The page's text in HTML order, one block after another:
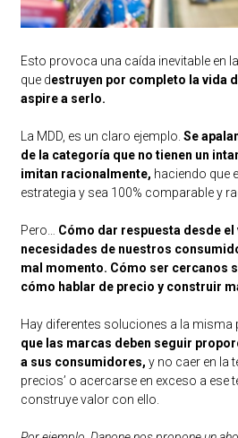
Esto provoca una caída inevitable en
que destruyen por completo la vida
aspire a serlo.
La MDD, es un claro ejemplo. Se
de la categoría que no tienen un
imitan racionalmente, haciendo que
estrategia y sea 100% comparable y
Pero…
Cómo dar respuesta desde
necesidades de nuestros
mal momento. Cómo ser cercanos
cómo hablar de precio y construir
Hay diferentes soluciones a la misma
que las marcas deben seguir
a sus consumidores, y no caer en la
precios’ o acercarse en exceso a ese
construye valor con ello.